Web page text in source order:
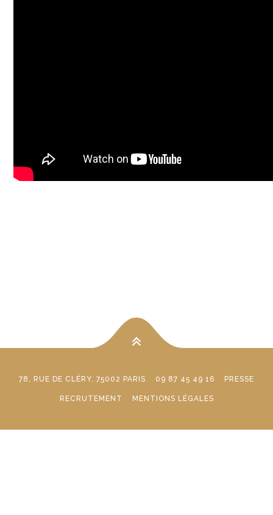
78, RUE DE CLÉRY, 75002 PARIS 09 87 45 49 16 PRESSE
RECRUTEMENT MENTIONS LÉGALES